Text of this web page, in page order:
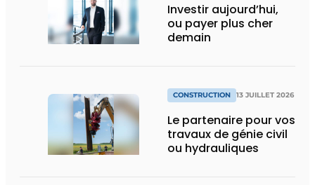
Investir aujourd’hui,
ou payer plus cher
demain
CONSTRUCTION 13 JUILLET 2026
Le partenaire pour vos
travaux de génie civil
ou hydrauliques